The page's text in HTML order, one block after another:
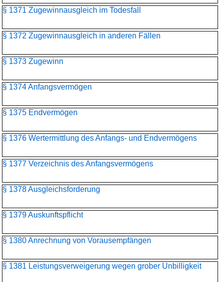
§ 1371 Zugewinnausgleich im Todesfall
§ 1372 Zugewinnausgleich in anderen Fällen
§ 1373 Zugewinn
§ 1374 Anfangsvermögen
§ 1375 Endvermögen
§ 1376 Wertermittlung des Anfangs- und Endvermögens
§ 1377 Verzeichnis des Anfangsvermögens
§ 1378 Ausgleichsforderung
§ 1379 Auskunftspflicht
§ 1380 Anrechnung von Vorausempfängen
§ 1381 Leistungsverweigerung wegen grober Unbilligkeit